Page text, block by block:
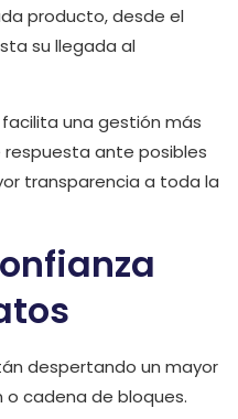
producto, desde el
su llegada al
una gestión más
ante posibles
transparencia a toda la
despertando un mayor
cadena de bloques.